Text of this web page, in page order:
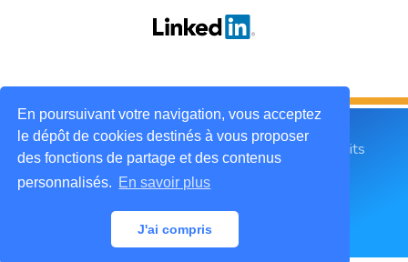
En poursuivant votre navigation, vous acceptez
le dépôt de cookies destinés à vous proposer
des fonctions de partage et des contenus
personnalisés. En savoir plus
J'ai compris
2019 © ANTHROPY Thermo Conseils. Tous droits
réservés.
Mentions légales CGU